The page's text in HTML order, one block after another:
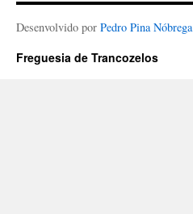
Desenvolvido por Pedro Pina Nóbrega
Freguesia de Trancozelos